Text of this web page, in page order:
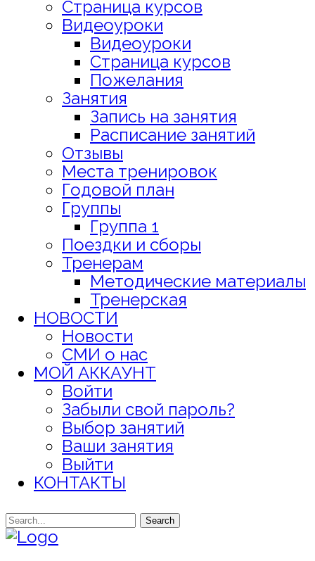
Страница курсов
Видеоуроки
Видеоуроки
Страница курсов
Пожелания
Занятия
Запись на занятия
Расписание занятий
Отзывы
Места тренировок
Годовой план
Группы
Группа 1
Поездки и сборы
Тренерам
Методические материалы
Тренерская
НОВОСТИ
Новости
СМИ о нас
МОЙ АККАУНТ
Войти
Забыли свой пароль?
Выбор занятий
Ваши занятия
Выйти
КОНТАКТЫ
Search